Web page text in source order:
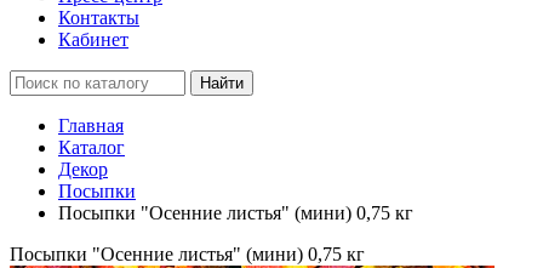
Контакты
Кабинет
Найти
Главная
Каталог
Декор
Посыпки
Посыпки "Осенние листья" (мини) 0,75 кг
Посыпки "Осенние листья" (мини) 0,75 кг